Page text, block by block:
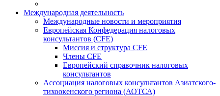
Международная деятельность
Международные новости и мероприятия
Европейская Конфедерация налоговых
консультантов (CFE)
Миссия и структура CFE
Члены CFE
Европейский справочник налоговых
консультантов
Ассоциация налоговых консультантов Азиатского-
тихоокенского региона (АОТСА)